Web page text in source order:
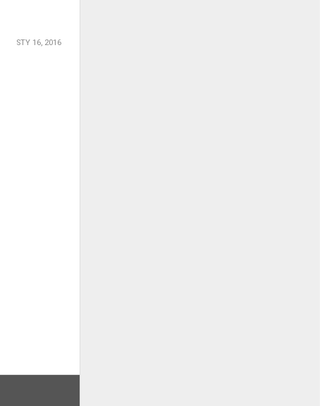
STY 16, 2016